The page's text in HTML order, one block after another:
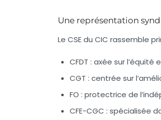
Une représentation
Le CSE du CIC rassemble
CFDT : axée sur l’équité
CGT : centrée sur
FO : protectrice de
CFE-CGC : spécialisée